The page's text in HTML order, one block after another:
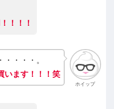
！！！
ホイップ
・・・・・。
います！！！笑